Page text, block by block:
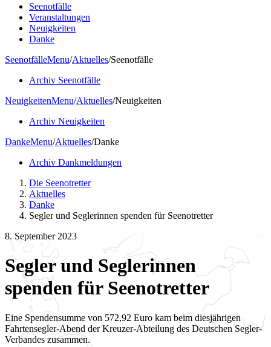
Seenotfälle
Veranstaltungen
Neuigkeiten
Danke
SeenotfälleMenu/Aktuelles/Seenotfälle
Archiv Seenotfälle
NeuigkeitenMenu/Aktuelles/Neuigkeiten
Archiv Neuigkeiten
DankeMenu/Aktuelles/Danke
Archiv Dankmeldungen
Die Seenotretter
Aktuelles
Danke
Segler und Seglerinnen spenden für Seenotretter
8. September 2023
Segler und Seglerinnen
spenden für Seenotretter
Eine Spendensumme von 572,92 Euro kam beim diesjährigen
Fahrtensegler-Abend der Kreuzer-Abteilung des Deutschen Segler-
Verbandes zusammen.